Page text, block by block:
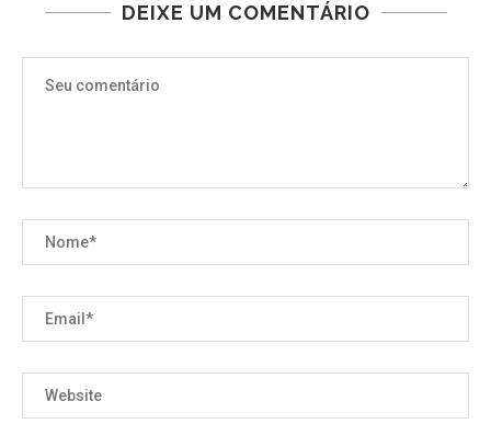
DEIXE UM COMENTÁRIO